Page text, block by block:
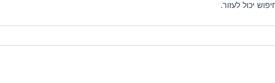
יכול לעזור.